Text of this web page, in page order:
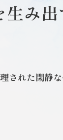
み出
された閑静な